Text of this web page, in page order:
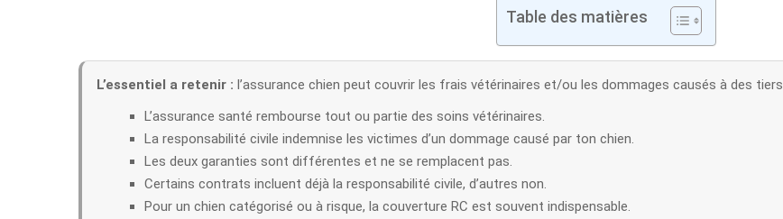
Table des matières
L’essentiel a retenir : l’assurance chien peut couvrir les frais vétérinaires et/ou les dommages causés à des tiers.
L’assurance santé rembourse tout ou partie des soins vétérinaires.
La responsabilité civile indemnise les victimes d’un dommage causé par ton chien.
Les deux garanties sont différentes et ne se remplacent pas.
Certains contrats incluent déjà la responsabilité civile, d’autres non.
Pour un chien catégorisé ou à risque, la couverture RC est souvent indispensable.